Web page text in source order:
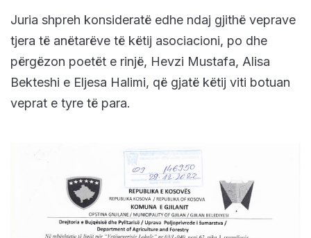
Juria shpreh konsideratë edhe ndaj gjithë veprave
tjera të anëtarëve të këtij asociacioni, po dhe
përgëzon poetët e rinjë, Hevzi Mustafa, Alisa
Bekteshi e Eljesa Halimi, që gjatë këtij viti botuan
veprat e tyre të para.